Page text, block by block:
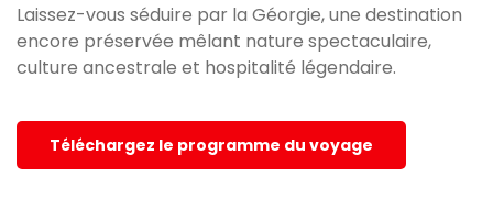
Laissez-vous séduire par la Géorgie, une destination
encore préservée mêlant nature spectaculaire,
culture ancestrale et hospitalité légendaire.
Téléchargez le programme du voyage